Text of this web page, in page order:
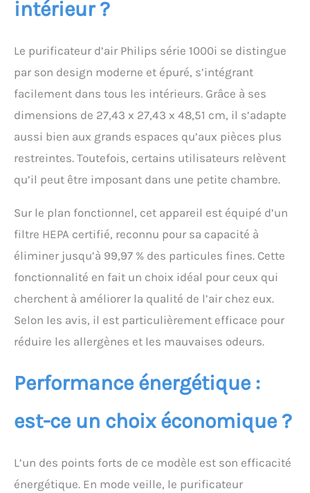
purifier l'air, soit moins
CONNEXION AVEC L'APP AIR+ :
vous pouvez ainsi être averti
de l'air et contrôler votre
appareil à distance - à la
maison ou à l'extérieur.
SCANNER ET VISUALISER : le
capteur de particules
polluants et choisit
affiche la qualité de l'air en
temps réel (sur l'écran du
Air+). TEST DE QUALITÉ :
Philips possède plus de 80
domaine de la purification de
l'air. Nos purificateurs
commercialisés, ce qui
garantit une qualité
optimale. FILTRE DE LONGUE
DURÉE AVEC INDICATEUR DE
jusqu'à 1 an (5), permet des
Utiliser les filtres de
intérieur ?
Le purificateur d’air Philips série 1000i se distingue
par son design moderne et épuré, s’intégrant
facilement dans tous les intérieurs. Grâce à ses
dimensions de 27,43 x 27,43 x 48,51 cm, il s’adapte
aussi bien aux grands espaces qu’aux pièces plus
restreintes. Toutefois, certains utilisateurs relèvent
qu’il peut être imposant dans une petite chambre.
Sur le plan fonctionnel, cet appareil est équipé d’un
filtre HEPA certifié, reconnu pour sa capacité à
éliminer jusqu’à 99,97 % des particules fines. Cette
fonctionnalité en fait un choix idéal pour ceux qui
cherchent à améliorer la qualité de l’air chez eux.
Selon les avis, il est particulièrement efficace pour
réduire les allergènes et les mauvaises odeurs.
Performance énergétique :
est-ce un choix économique ?
L’un des points forts de ce modèle est son efficacité
énergétique. En mode veille, le purificateur